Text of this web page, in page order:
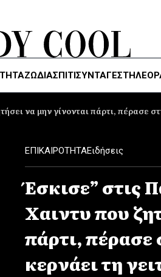
ΖΏΔΙΑΣΠΙΤΙΣΥΝΤΑΓΕΣ
να μην γίνονται πάρτι, πέρασε
ΕΠΙΚΑΙΡΟΤΗΤΑΕιδήσεις
Έσκισε” στις
Χαιντυ που
πάρτι,
κερνάει τη